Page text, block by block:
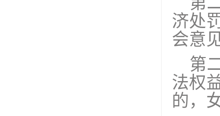
济处
会意
第
法权
的，